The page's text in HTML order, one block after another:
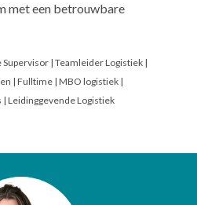
met een betrouwbare
| Teamleider Logistiek |
| Fulltime | MBO logistiek |
Leidinggevende Logistiek